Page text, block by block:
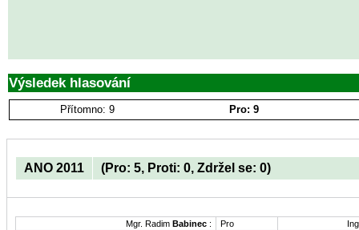
Výsledek hlasování
Přítomno: 9 Pro: 9
ANO 2011 (Pro: 5, Proti: 0, Zdržel se: 0)
Mgr. Radim Babinec : Pro